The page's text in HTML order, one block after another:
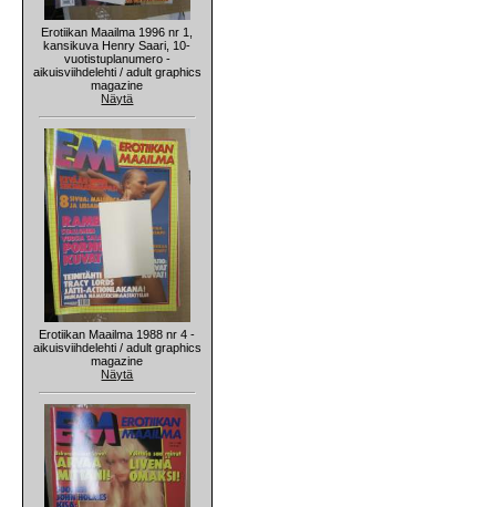
Erotiikan Maailma 1996 nr 1,
kansikuva Henry Saari, 10-
vuotistuplanumero -
aikuisviihdelehti / adult graphics
magazine
Näytä
Erotiikan Maailma 1988 nr 4 -
aikuisviihdelehti / adult graphics
magazine
Näytä